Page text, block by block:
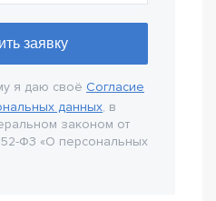
я даю своё Согласие
данных, в
законом от
Ф3 «О персональных